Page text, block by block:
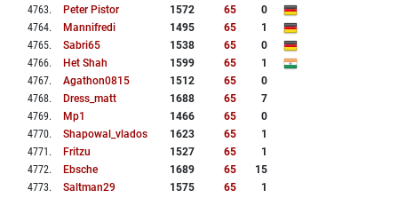
4763. Peter Pistor 1572 65
0
4764. Mannifredi 1495 65
1
4765. Sabri65 1538 65
0
4766. Het Shah 1599 65
1
4767. Agathon0815 1512 65
0
4768. Dress_matt 1688 65
7
4769. Mp1 1466 65
0
4770. Shapowal_vlados 1623 65
1
4771 . Fritzu 1527 65
1
4772. Ebsche 1689 65
15
4773. Saltman29 1575 65
1